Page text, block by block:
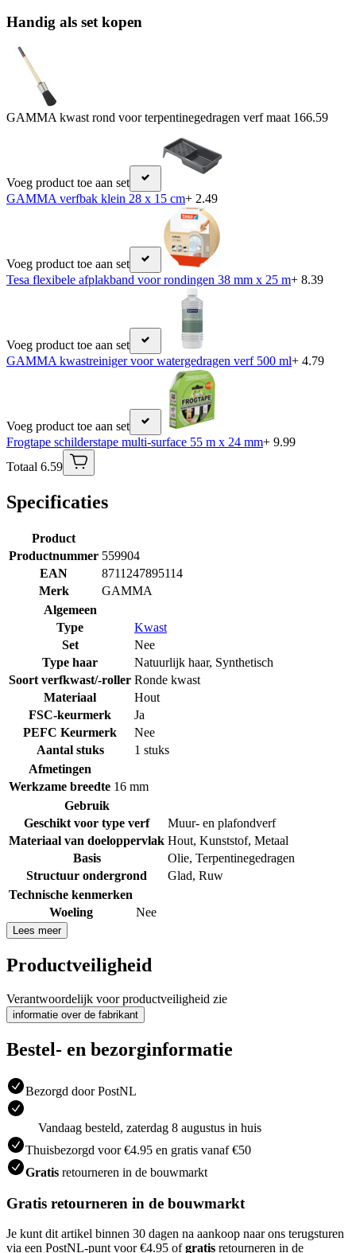
Handig als set kopen
GAMMA kwast rond voor terpentinegedragen verf maat 166.59
Voeg product toe aan set
GAMMA verfbak klein 28 x 15 cm+ 2.49
Voeg product toe aan set
Tesa flexibele afplakband voor rondingen 38 mm x 25 m+ 8.39
Voeg product toe aan set
GAMMA kwastreiniger voor watergedragen verf 500 ml+ 4.79
Voeg product toe aan set
Frogtape schilderstape multi-surface 55 m x 24 mm+ 9.99
Totaal 6.59
Specificaties
Product
Productnummer 559904
EAN
8711247895114
Merk
GAMMA
Algemeen
Type
Kwast
Set
Nee
Type haar
Natuurlijk haar, Synthetisch
Soort verfkwast/-roller Ronde kwast
Materiaal
Hout
FSC-keurmerk
Ja
PEFC Keurmerk
Nee
Aantal stuks
1 stuks
Afmetingen
Werkzame breedte 16 mm
Gebruik
Geschikt voor type verf
Muur- en plafondverf
Materiaal van doeloppervlak Hout, Kunststof, Metaal
Basis
Olie, Terpentinegedragen
Structuur ondergrond
Glad, Ruw
Technische kenmerken
Woeling
Nee
Lees meer
Productveiligheid
Verantwoordelijk voor productveiligheid zie
informatie over de fabrikant
Bestel- en bezorginformatie
Bezorgd door PostNL
Vandaag besteld, zaterdag 8 augustus in huis
Thuisbezorgd voor €4.95 en gratis vanaf €50
Gratis retourneren in de bouwmarkt
Gratis retourneren in de bouwmarkt
Je kunt dit artikel binnen 30 dagen na aankoop naar ons terugsturen
via een PostNL-punt voor €4.95 ofgratis retourneren in de